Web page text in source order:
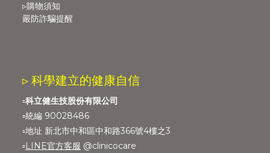
▹購物須知
嚴防詐騙提醒
▹ 科學建立的健康自信
▫️科立健生技股份有限公司
▫️統編 90028486
▫️地址 新北市中和區中和路366號4樓之3
▫️LINE官方客服 @clinicocare